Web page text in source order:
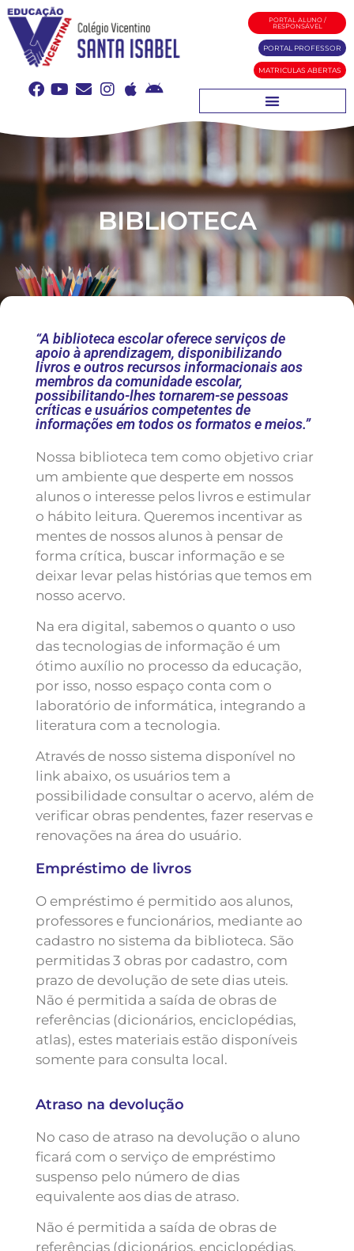
PORTAL ALUNO /
RESPONSÁVEL
PORTAL PROFESSOR
MATRICULAS ABERTAS
BIBLIOTECA
“A biblioteca escolar oferece serviços de
apoio à aprendizagem, disponibilizando
livros e outros recursos informacionais aos
membros da comunidade escolar,
possibilitando-lhes tornarem-se pessoas
críticas e usuários competentes de
informações em todos os formatos e meios.”
Nossa biblioteca tem como objetivo criar
um ambiente que desperte em nossos
alunos o interesse pelos livros e estimular
o hábito leitura. Queremos incentivar as
mentes de nossos alunos à pensar de
forma crítica, buscar informação e se
deixar levar pelas histórias que temos em
nosso acervo.
Na era digital, sabemos o quanto o uso
das tecnologias de informação é um
ótimo auxílio no processo da educação,
por isso, nosso espaço conta com o
laboratório de informática, integrando a
literatura com a tecnologia.
Através de nosso sistema disponível no
link abaixo, os usuários tem a
possibilidade consultar o acervo, além de
verificar obras pendentes, fazer reservas e
renovações na área do usuário.
Empréstimo de livros
O empréstimo é permitido aos alunos,
professores e funcionários, mediante ao
cadastro no sistema da biblioteca. São
permitidas 3 obras por cadastro, com
prazo de devolução de sete dias uteis.
Não é permitida a saída de obras de
referências (dicionários, enciclopédias,
atlas), estes materiais estão disponíveis
somente para consulta local.
Atraso na devolução
No caso de atraso na devolução o aluno
ficará com o serviço de empréstimo
suspenso pelo número de dias
equivalente aos dias de atraso.
Não é permitida a saída de obras de
referências (dicionários, enciclopédias,